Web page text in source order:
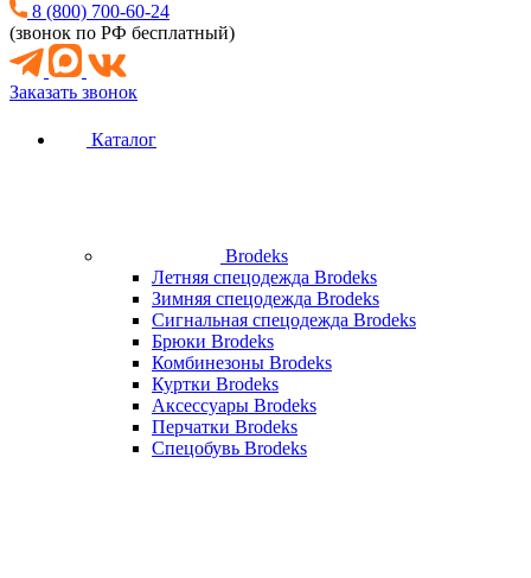
8 (800) 700-60-24
(звонок по РФ бесплатный)
Заказать звонок
Каталог
Brodeks
Летняя спецодежда Brodeks
Зимняя спецодежда Brodeks
Сигнальная спецодежда Brodeks
Брюки Brodeks
Комбинезоны Brodeks
Куртки Brodeks
Аксессуары Brodeks
Перчатки Brodeks
Спецобувь Brodeks